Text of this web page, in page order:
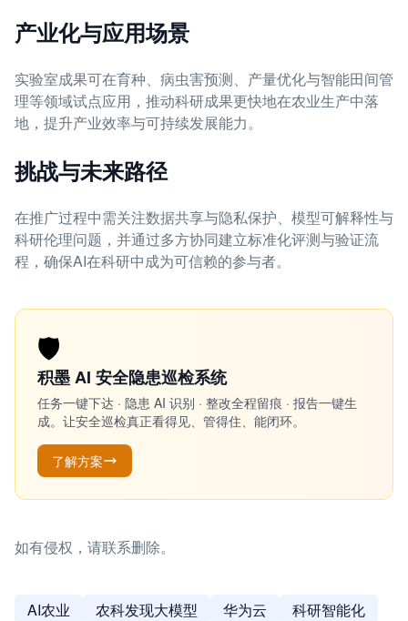
产业化与应用场景
实验室成果可在育种、病虫害预测、产量优化与智能田间管
理等领域试点应用，推动科研成果更快地在农业生产中落
地，提升产业效率与可持续发展能力。
挑战与未来路径
在推广过程中需关注数据共享与隐私保护、模型可解释性与
科研伦理问题，并通过多方协同建立标准化评测与验证流
程，确保AI在科研中成为可信赖的参与者。
🛡️
积墨 AI 安全隐患巡检系统
任务一键下达 · 隐患 AI 识别 · 整改全程留痕 · 报告一键生
成。让安全巡检真正看得见、管得住、能闭环。
了解方案
如有侵权，请联系删除。
AI农业 农科发现大模型 华为云
科研智能化